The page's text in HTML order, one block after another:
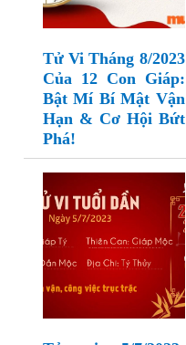
Tử Vi Tháng 8/2023
Của 12 Con Giáp:
Bật Mí Bí Mật Vận
Hạn & Cơ Hội Bứt
Phá!